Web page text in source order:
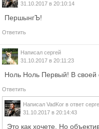
31.10.2017 в 20:10:14
ПершынгЪ!
Ответить
Написал сергей
31.10.2017 в 20:11:23
Ноль Ноль Первый! В своей
Ответить
Написал VadKor в ответ
31.10.2017 в 20:14:43
Это как хочете. Но